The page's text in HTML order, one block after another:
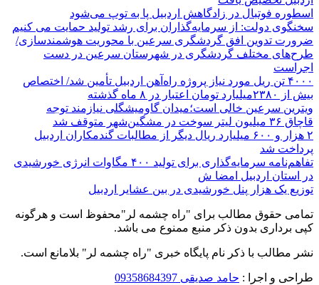
اسطوره فوتبال در زادگاهش اردبیل پا به توپ می‌شود
سخنگوی دولت: از سرمایه‌گذاران برای رشد تولید حمایت می کنیم
ضرورت تدوین افق گردشگری سرعین با محوریت هوشمندسازی/
طرح‌های مختلف گردشگری در شهرستان سرعین در دست
اجراست
۴۰۰۰ تن ریل مورد نیاز پروژه راه‌آهن اردبیل تأمین شد/ اختصاص
بیش از ۲۳۸۰میلیارد تومان اعتبار در ۸ ماه گذشته
ویترین سرعین خالی است؛میدان گاومیشگلی نیازمند توجه
قاچاق ۳۶ میلیون لیتر سوخت در مشگین‌شهر متوقف شد
۲ هزار و ۶۰۰‌ میلیارد ریال دیگر از مطالبات گندمکاران اردبیل
پرداخت شد
تفاهم‌نامه سرمایه‌گذاری برای تولید ۴۰۰ مگاوات انرژی خورشیدی
در استان اردبیل امضا ش
توزیع یک هزار پنل خورشیدی در بین عشایر اردبیل
تمامی حقوق مطالب برای "راه چشمه لر"محفوظ است و هرگونه
کپی برداری بدون ذکر منبع ممنوع می باشد.
نشر مطالب با ذکر نام پایگاه خبری "راه چشمه لر" بلامانع است.
طراحی و اجرا : حامد صدیقی 09358684397